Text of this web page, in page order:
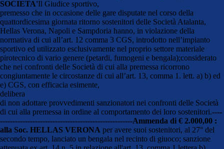
SOCIETA'Il Giudice sportivo,
premesso che in occasione delle gare disputate nel corso della
quattordicesima giornata ritorno sostenitori delle Società Atalanta,
Hellas Verona, Napoli e Sampdoria hanno, in violazione della
normativa di cui all’art. 12 comma 3 CGS, introdotto nell’impianto
sportivo ed utilizzato esclusivamente nel proprio settore materiale
pirotecnico di vario genere (petardi, fumogeni e bengala);considerato
che nei confronti delle Società di cui alla premessa ricorrono
congiuntamente le circostanze di cui all’art. 13, comma 1. lett. a) b) ed
e) CGS, con efficacia esimente,
delibera
di non adottare provvedimenti sanzionatori nei confronti delle Società
di cui alla premessa in ordine al comportamento dei loro sostenitori.----
-----------------------------------------------------Ammenda di € 2.000,00 :
alla Soc. HELLAS VERONA per avere suoi sostenitori, al 27° del
secondo tempo, lanciato un bengala nel recinto di giuoco; sanzione